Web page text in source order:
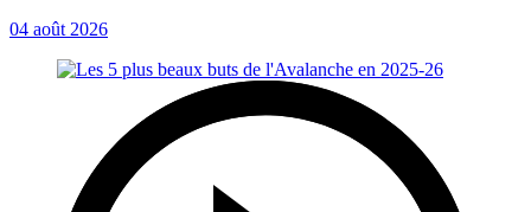
04 août 2026